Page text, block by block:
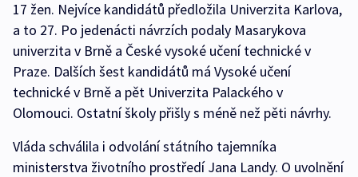
17 žen. Nejvíce kandidátů předložila Univerzita Karlova,
a to 27. Po jedenácti návrzích podaly Masarykova
univerzita v Brně a České vysoké učení technické v
Praze. Dalších šest kandidátů má Vysoké učení
technické v Brně a pět Univerzita Palackého v
Olomouci. Ostatní školy přišly s méně než pěti návrhy.
Vláda schválila i odvolání státního tajemníka
ministerstva životního prostředí Jana Landy. O uvolnění